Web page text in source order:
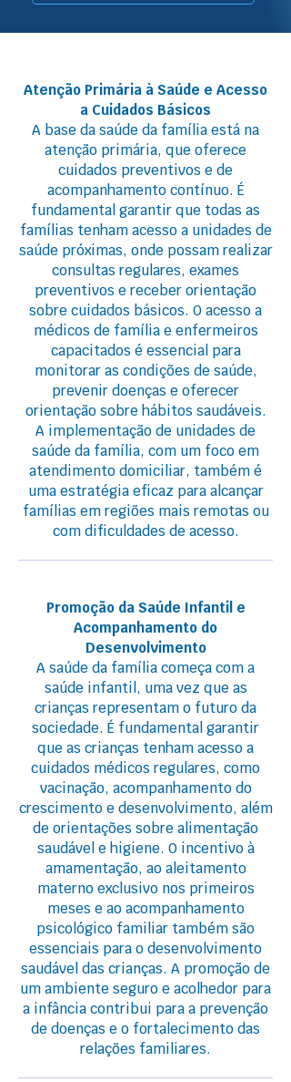
Atenção Primária à Saúde e Acesso
a Cuidados Básicos
A base da saúde da família está na
atenção primária, que oferece
cuidados preventivos e de
acompanhamento contínuo. É
fundamental garantir que todas as
famílias tenham acesso a unidades de
saúde próximas, onde possam realizar
consultas regulares, exames
preventivos e receber orientação
sobre cuidados básicos. O acesso a
médicos de família e enfermeiros
capacitados é essencial para
monitorar as condições de saúde,
prevenir doenças e oferecer
orientação sobre hábitos saudáveis.
A implementação de unidades de
saúde da família, com um foco em
atendimento domiciliar, também é
uma estratégia eficaz para alcançar
famílias em regiões mais remotas ou
com dificuldades de acesso.
Promoção da Saúde Infantil e
Acompanhamento do
Desenvolvimento
A saúde da família começa com a
saúde infantil, uma vez que as
crianças representam o futuro da
sociedade. É fundamental garantir
que as crianças tenham acesso a
cuidados médicos regulares, como
vacinação, acompanhamento do
crescimento e desenvolvimento, além
de orientações sobre alimentação
saudável e higiene. O incentivo à
amamentação, ao aleitamento
materno exclusivo nos primeiros
meses e ao acompanhamento
psicológico familiar também são
essenciais para o desenvolvimento
saudável das crianças. A promoção de
um ambiente seguro e acolhedor para
a infância contribui para a prevenção
de doenças e o fortalecimento das
relações familiares.